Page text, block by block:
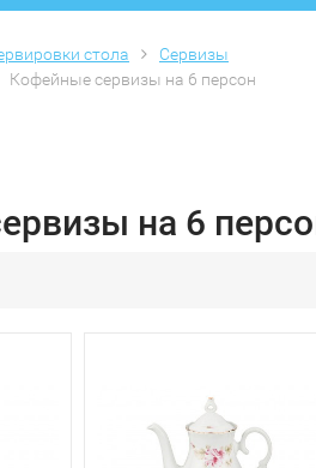
стола
Сервизы
Кофейные сервизы на 6 персон
на 6